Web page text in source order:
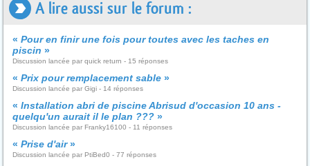
A lire aussi sur le forum :
« Pour en finir une fois pour toutes avec les taches en
piscin »
Discussion lancée par quick return - 15 réponses
« Prix pour remplacement sable »
Discussion lancée par Gigi - 14 réponses
« Installation abri de piscine Abrisud d'occasion 10 ans -
quelqu'un aurait il le plan ??? »
Discussion lancée par Franky16100 - 11 réponses
« Prise d'air»
Discussion lancée par PtiBed0 - 77 réponses